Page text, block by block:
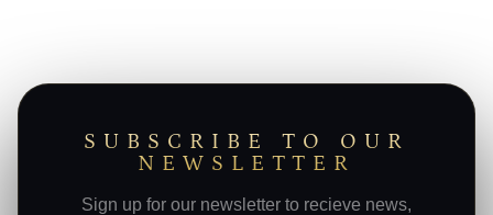
SUBSCRIBE TO OUR
NEWSLETTER
Sign up for our newsletter to recieve news,